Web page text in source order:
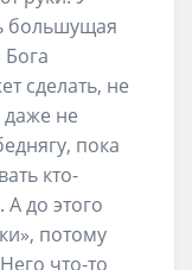
большущая
сделать, не
не
пока
кто-
А до этого
потому
что-то